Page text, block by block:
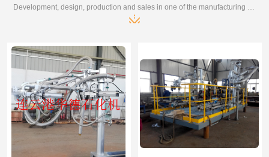
Development, design, production and sales in one of the manufacturing enterprises